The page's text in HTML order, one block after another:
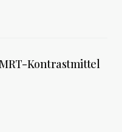
Kontrastmittel